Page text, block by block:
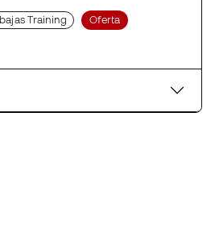
Training Oferta